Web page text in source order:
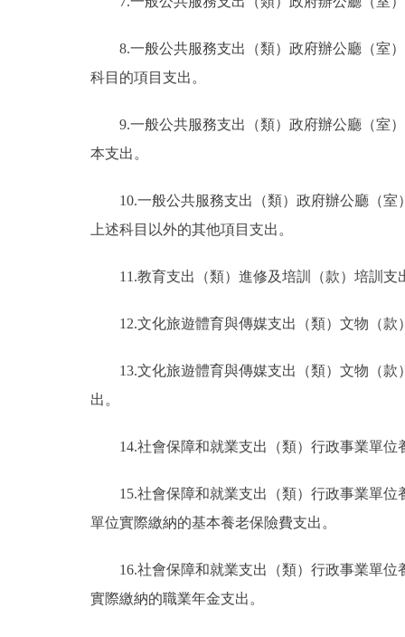
8.一般公共服務支出（類）政府辦公廳（室
科目的項目支出。
9.一般公共服務支出（類）政府辦公廳（室
本支出。
10.一般公共服務支出（類）政府辦公廳（
上述科目以外的其他項目支出。
11.教育支出（類）進修及培訓（款）培訓
12.文化旅遊體育與傳媒支出（類）文物（
13.文化旅遊體育與傳媒支出（類）文物（
出。
14.社會保障和就業支出（類）行政事業單
15.社會保障和就業支出（類）行政事業單
單位實際繳納的基本養老保險費支出。
16.社會保障和就業支出（類）行政事業單
實際繳納的職業年金支出。